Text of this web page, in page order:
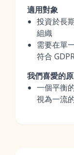
適用對象
投資於長
組織
需要在單
符合
我們喜愛的
一個平衡
視為一流